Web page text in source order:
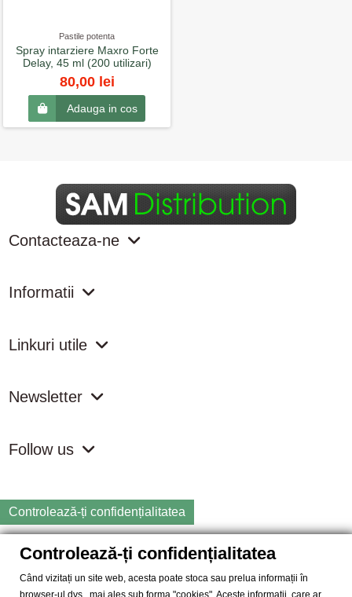
Pastile potenta
Spray intarziere Maxro Forte
Delay, 45 ml (200 utilizari)
80,00 lei
Adauga in cos
Contacteaza-ne
Informatii
Linkuri utile
Newsletter
Follow us
Controlează-ți confidențialitatea
Copyright
2026 samdistribution.ro - Magazin online cu Produse
Controlează-ți confidențialitatea
Când vizitați un site web, acesta poate stoca sau prelua informații în
browser-ul dvs., mai ales sub forma "cookies". Aceste informații, care ar